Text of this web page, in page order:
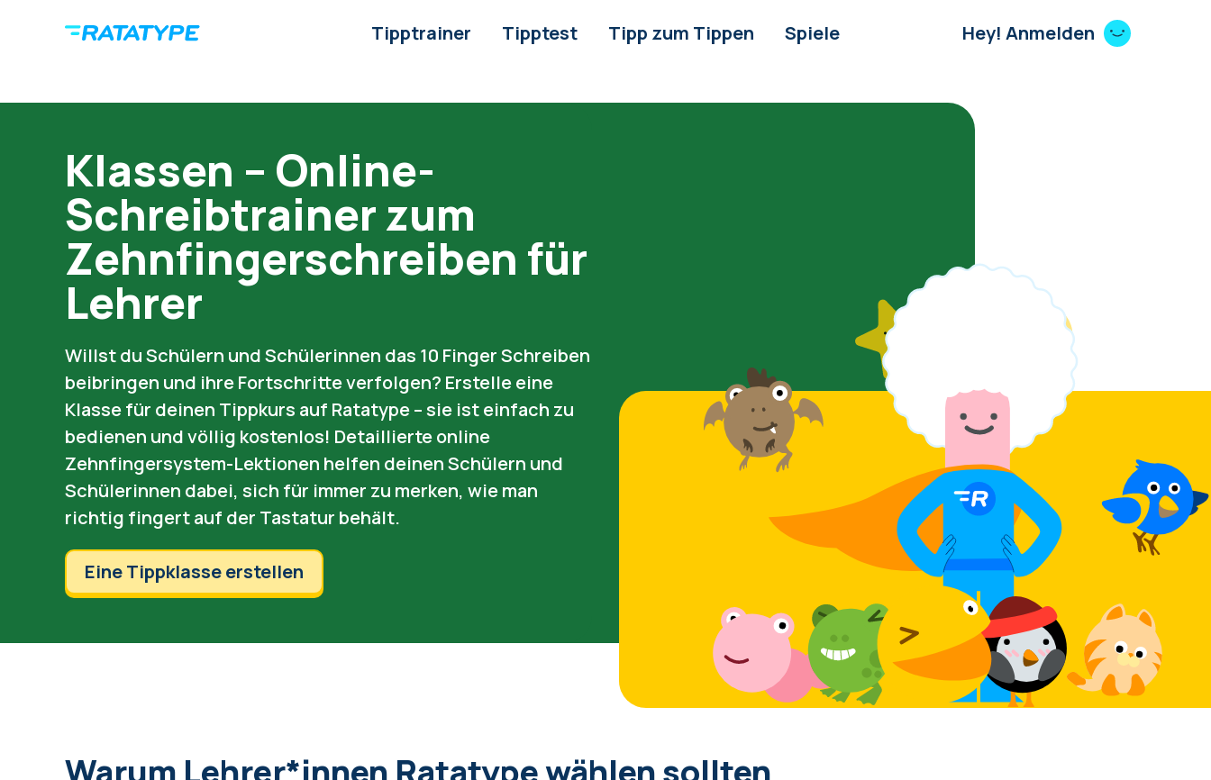
Tipptrainer Tipptest Tipp zum Tippen Spiele Hey! Anmelden
Klassen – Online-
Schreibtrainer zum
Zehnfingerschreiben für
Lehrer
Willst du Schülern und Schülerinnen das 10 Finger Schreiben
beibringen und ihre Fortschritte verfolgen? Erstelle eine
Klasse für deinen Tippkurs auf Ratatype – sie ist einfach zu
bedienen und völlig kostenlos! Detaillierte online
Zehnfingersystem-Lektionen helfen deinen Schülern und
Schülerinnen dabei, sich für immer zu merken, wie man
richtig fingert auf der Tastatur behält.
Eine Tippklasse erstellen